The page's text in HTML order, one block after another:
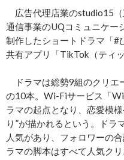
広告代理店業のstudio15（
通信事業のUQコミュニケー
制作したショートドラマ「#
共有アプリ「TikTok（ティ
ドラマは総勢9組のクリエ
の10本。Wi-Fiサービス「
ラマの起点となり、恋愛模
り”が描かれるという。ドラ
人気があり、フォロワーの
ラマの脚本はすべて人気ク